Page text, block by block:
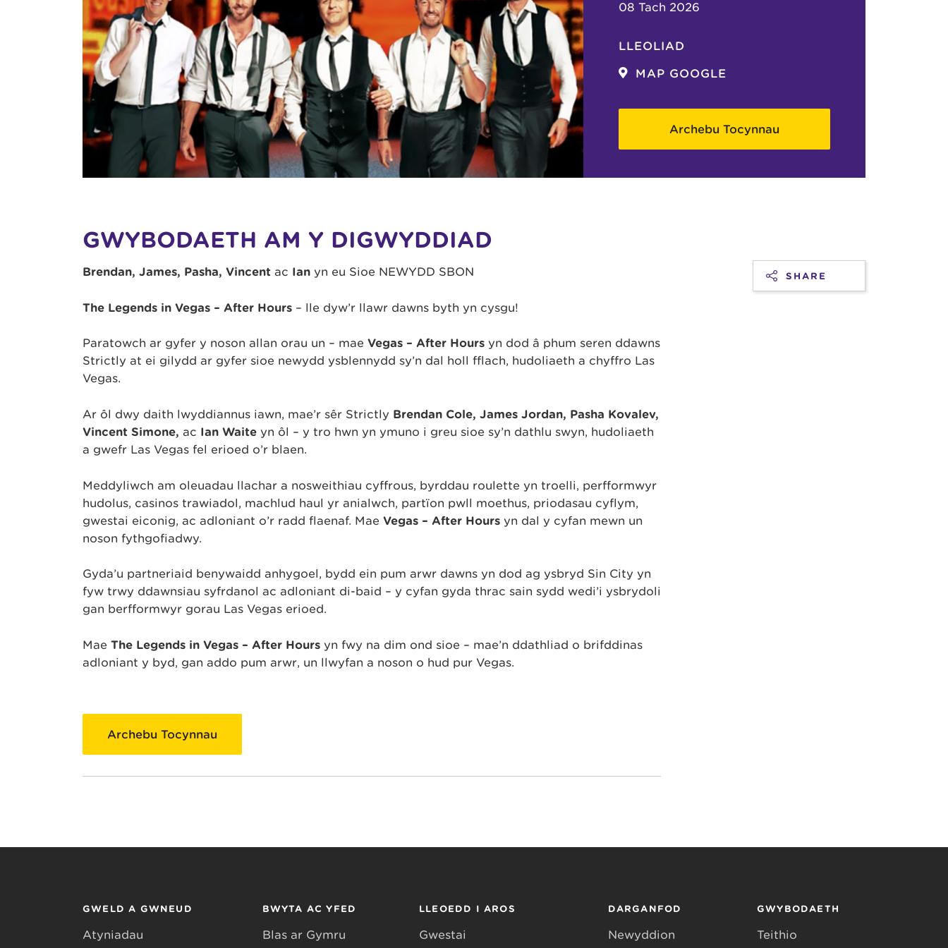
08 Tach 2026
LLEOLIAD
MAP GOOGLE
Archebu Tocynnau
GWYBODAETH AM Y DIGWYDDIAD
Brendan, James, Pasha, Vincent ac Ian yn eu Sioe NEWYDD SBON
The Legends in Vegas – After Hours – lle dyw’r llawr dawns byth yn cysgu!
Paratowch ar gyfer y noson allan orau un – mae Vegas – After Hours yn dod â phum seren ddawns
Strictly at ei gilydd ar gyfer sioe newydd ysblennydd sy’n dal holl fflach, hudoliaeth a chyffro Las
Vegas.
Ar ôl dwy daith lwyddiannus iawn, mae’r sêr Strictly Brendan Cole, James Jordan, Pasha Kovalev,
Vincent Simone, ac Ian Waite yn ôl – y tro hwn yn ymuno i greu sioe sy’n dathlu swyn, hudoliaeth
a gwefr Las Vegas fel erioed o’r blaen.
Meddyliwch am oleuadau llachar a nosweithiau cyffrous, byrddau roulette yn troelli, perfformwyr
hudolus, casinos trawiadol, machlud haul yr anialwch, partïon pwll moethus, priodasau cyflym,
gwestai eiconig, ac adloniant o’r radd flaenaf. Mae Vegas – After Hours yn dal y cyfan mewn un
noson fythgofiadwy.
Gyda’u partneriaid benywaidd anhygoel, bydd ein pum arwr dawns yn dod ag ysbryd Sin City yn
fyw trwy ddawnsiau syfrdanol ac adloniant di-baid – y cyfan gyda thrac sain sydd wedi’i ysbrydoli
gan berfformwyr gorau Las Vegas erioed.
Mae The Legends in Vegas – After Hours yn fwy na dim ond sioe – mae’n ddathliad o brifddinas
adloniant y byd, gan addo pum arwr, un llwyfan a noson o hud pur Vegas.
Archebu Tocynnau
SHARE
GWELD A GWNEUD
Atyniadau
BWYTA AC YFED
Blas ar Gymru
LLEOEDD I AROS
Gwestai
DARGANFOD
Newyddion
GWYBODAETH
Teithio